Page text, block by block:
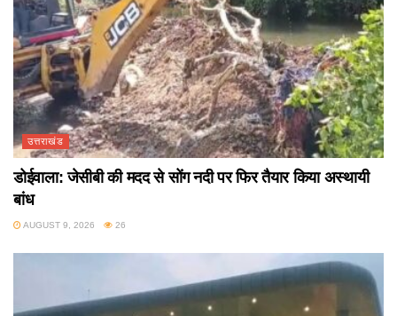
उत्तराखंड
डोईवाला: जेसीबी की मदद से सोंग नदी पर फिर तैयार किया अस्थायी
बांध
AUGUST 9, 2026 26